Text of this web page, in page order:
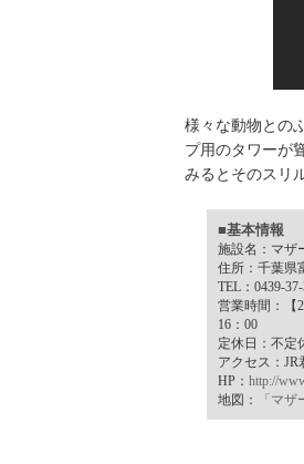
様々な動物との
プ用のタワーが
みるとそのスリ
■基本情報
施設名：マザ
住所：千葉県
TEL：0439-37-
営業時間：【
16：00
定休日：不定
アクセス：JR
HP： http://
地図：
「マ